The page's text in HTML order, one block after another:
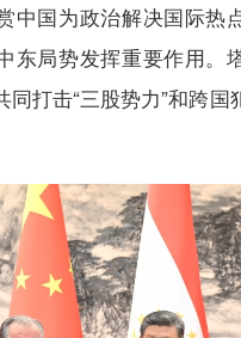
中国为政治解决国际热
东局势发挥重要作用。
同打击“三股势力”和跨国